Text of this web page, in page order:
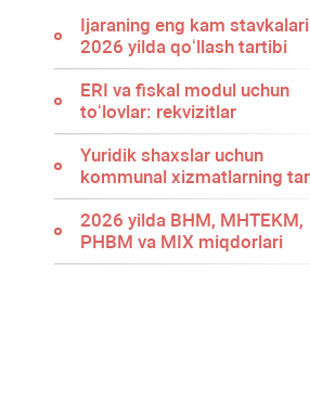
Ijaraning eng kam
2026 yilda qoʻllash tartibi
ERI va fiskal modul uchun
toʻlovlar: rekvizitlar
Yuridik shaхslar uchun
kommunal хizmatlarning
2026 yilda BHM, MHTEKM,
PHBM va MIX miqdorlari